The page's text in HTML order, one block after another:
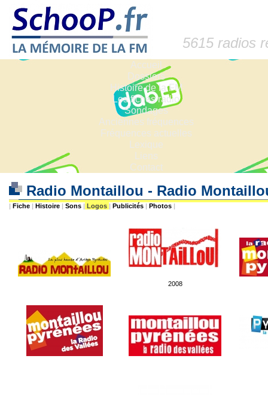
5615 radios
Accueil
Dossiers
Histoire de la FM
Les fiches radio
Sondages
Anciennes fréquences
Fréquences actuelles
Lexique
Liens
Contact
Radio Montaillou - Radio
| Fiche | Histoire | Sons | Logos | Publicités | Photos |
2008